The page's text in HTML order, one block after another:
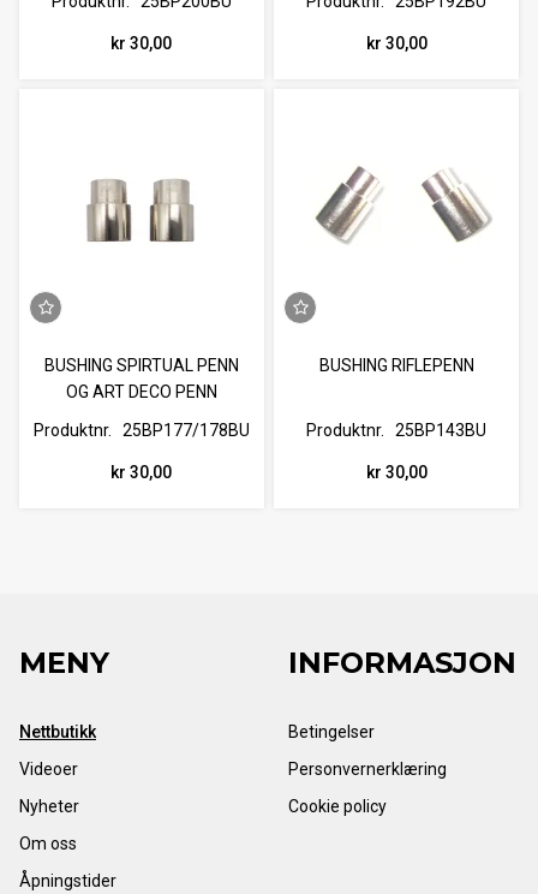
kr 30,00 kr 30,00
BUSHING SPIRTUAL PENN
OG ART DECO PENN
Produktnr.
25BP177/178BU
kr 30,00
BUSHING RIFLEPENN
Produktnr. 25BP143BU
kr 30,00
MENY
Nettbutikk
Videoer
Nyheter
Om oss
Åpningstider
INFORMASJON
Betingelser
Personvernerklæring
Cookie policy